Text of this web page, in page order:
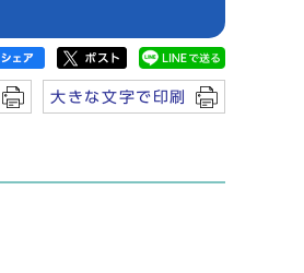
大きな文字で印刷